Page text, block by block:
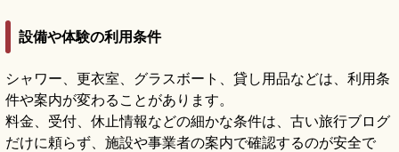
設備や体験の利用条件
シャワー、更衣室、グラスボート、貸し用品などは、利用条
件や案内が変わることがあります。
料金、受付、休止情報などの細かな条件は、古い旅行ブログ
だけに頼らず、施設や事業者の案内で確認するのが安全で